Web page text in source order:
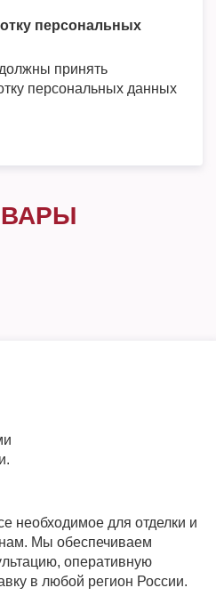
персональных
принять
персональных данных
необходимое для отделки и
Мы обеспечиваем
оперативную
в любой регион России.